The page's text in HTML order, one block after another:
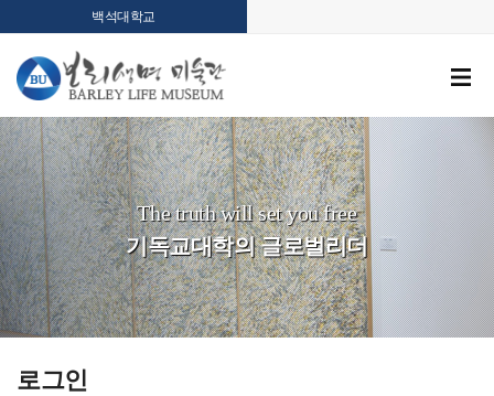
백석대학교
The truth will set you free
기독교대학의 글로벌리더
로그인